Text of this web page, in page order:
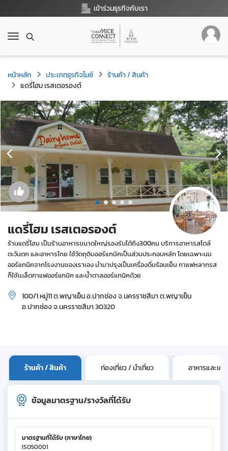
เข้าร่วมธุรกิจกับเรา
T
g
g
l
e
n
a
v
i
g
a
t
o
n
หน้าหลัก ประเภทธุรกิจไมซ์
ร้านค้า / สินค้า
แดรี่โฮม เรสเตอรองต์
แดรี่โฮม เรสเตอรองต์
ร้านแดรี่โฮม เป็นร้านอาหารขนาดใหญ่รองรับได้ถึง300คน บริการอาหารสไตล์
ตะวันตก และอาหารไทย ใช้วัตถุดิบออร์แกนิคเป็นส่วนประกอบหลัก โดยเฉพาะนม
ออร์แกนิคจากโรงงานของเราเอง นำมาปรุงเป็นเครื่องดื่มร้อนเย็น กาแฟหลากรส
ก็ใช้เมล็ดกาแฟออร์แกนิค และน้ำตาลออร์แกนิคด้วย
100/1 หมู่11 ต.พญาเย็น อ.ปากช่อง จ.นครราชสีมา ต.พญาเย็น
อ.ปากช่อง จ.นครราชสีมา 30320
ร้านค้า / สินค้า ท่องเที่ยว / นำเที่ยว อาหารและเค
ข้อมูลมาตรฐาน/รางวัลที่ได้รับ
มาตรฐานที่ได้รับ (ภาษาไทย)
ISO50001